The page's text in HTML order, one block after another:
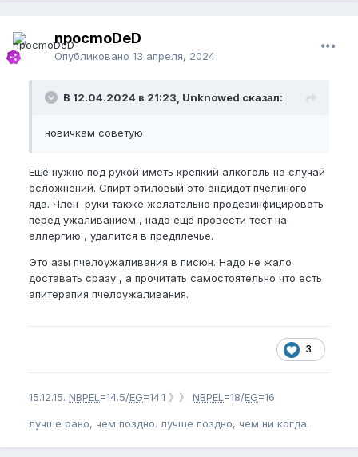
npocmoDeD
Опубликовано 13 апреля, 2024
В 12.04.2024 в 21:23, Unknowed сказал:
новичкам советую
Ещё нужно под рукой иметь крепкий алкоголь на случай
осложнений. Спирт этиловый это андидот пчелиного
яда. Член руки также желательно продезинфицировать
перед ужаливанием , надо ещё провести тест на
аллергию , удалится в предплечье.
Это азы пчелоужаливания в писюн. Надо не жало
доставать сразу , а прочитать самостоятельно что есть
апитерапия пчелоужаливания.
3
15.12.15. NBPEL =14.5/EG=14.1 》》 NBPEL =18/EG=16
лучше рано, чем поздно. лучше поздно, чем ни когда.